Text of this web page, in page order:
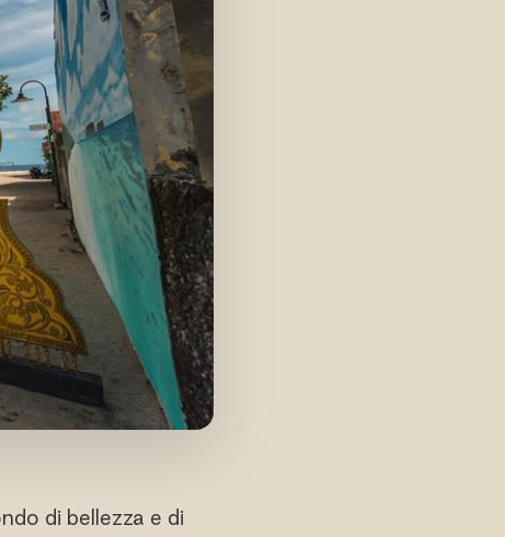
di bellezza e di